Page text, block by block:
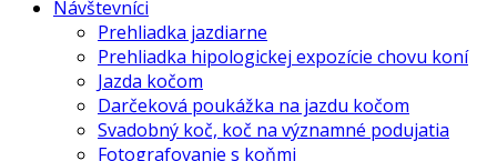
Návštevníci
Prehliadka jazdiarne
Prehliadka hipologickej expozície chovu koní
Jazda kočom
Darčeková poukážka na jazdu kočom
Svadobný koč, koč na významné podujatia
Fotografovanie s koňmi